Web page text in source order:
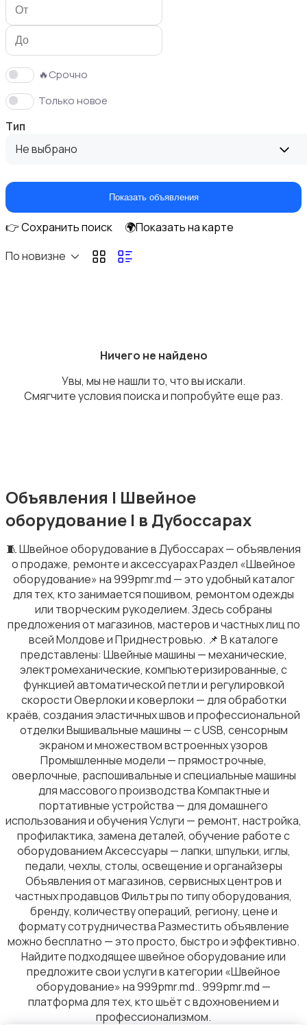
Холодильники
Утюги и уход за одеждой
Пылесосы и пароочистители
Посудомоечные машины
Плиты и духовые шкафы
Кулеры и фильтры для воды
Климатическая техника
Измельчение и смешивание
Вытяжки
🔥Срочно
Только новое
Тип
Не выбрано
Показать объявления
👉 Сохранить поиск
🌍Показать на карте
По новизне
Ничего не найдено
Увы, мы не нашли то, что вы искали.
Смягчите условия поиска и попробуйте еще раз.
Объявления | Швейное
оборудование | в Дубоссарах
🧵 Швейное оборудование в Дубоссарах — объявления
о продаже, ремонте и аксессуарах Раздел «Швейное
оборудование» на 999pmr.md — это удобный каталог
для тех, кто занимается пошивом, ремонтом одежды
или творческим рукоделием. Здесь собраны
предложения от магазинов, мастеров и частных лиц по
всей Молдове и Приднестровью. 📌 В каталоге
представлены: Швейные машины — механические,
электромеханические, компьютеризированные, с
функцией автоматической петли и регулировкой
скорости Оверлоки и коверлоки — для обработки
краёв, создания эластичных швов и профессиональной
отделки Вышивальные машины — с USB, сенсорным
экраном и множеством встроенных узоров
Промышленные модели — прямострочные,
оверлочные, распошивальные и специальные машины
для массового производства Компактные и
портативные устройства — для домашнего
использования и обучения Услуги — ремонт, настройка,
профилактика, замена деталей, обучение работе с
оборудованием Аксессуары — лапки, шпульки, иглы,
педали, чехлы, столы, освещение и органайзеры
Объявления от магазинов, сервисных центров и
частных продавцов Фильтры по типу оборудования,
бренду, количеству операций, региону, цене и
формату сотрудничества Разместить объявление
можно бесплатно — это просто, быстро и эффективно.
Найдите подходящее швейное оборудование или
предложите свои услуги в категории «Швейное
оборудование» на 999pmr.md.. 999pmr.md —
платформа для тех, кто шьёт с вдохновением и
профессионализмом.